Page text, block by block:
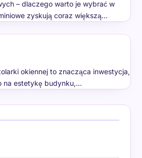
– dlaczego warto je wybrać w
zyskują coraz większą…
okiennej to znacząca inwestycja,
na estetykę budynku,…